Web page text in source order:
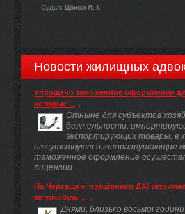
Судья: Цокол Л. І.
Новости жилищных
Упрощено таможенное оформление
которые ...
Отныне для субъектов
деятельности,
экспортирующих товары, в
отсутствуют озоноразрушающие
таможенное оформление
лицензии. ...
На Черкащині працівники ДАІ
автомобіль ...
Днями, близько восьмої години